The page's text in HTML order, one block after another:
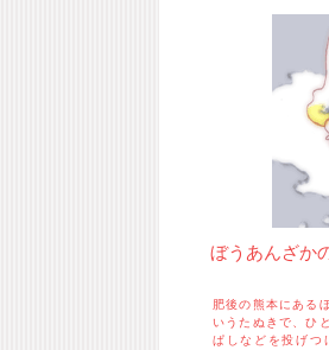
ぼうあんざか
肥後の熊本にある
いうたぬきで、ひ
ぱしなどを投げつ